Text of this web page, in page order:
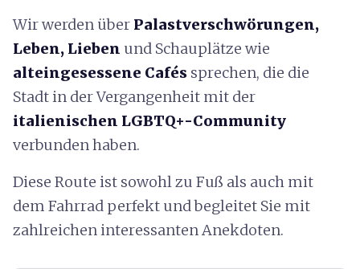
Wir werden über Palastverschwörungen,
Leben, Lieben und Schauplätze wie
alteingesessene Cafés sprechen, die die
Stadt in der Vergangenheit mit der
italienischen LGBTQ+-Community
verbunden haben.
Diese Route ist sowohl zu Fuß als auch mit
dem Fahrrad perfekt und begleitet Sie mit
zahlreichen interessanten Anekdoten.